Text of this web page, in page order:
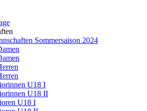
Sommersaison 2024
U18 I
U18 II
U18 I